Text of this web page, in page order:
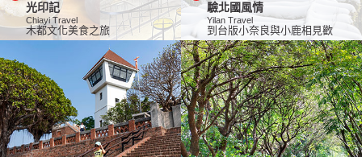
光印記
Chiayi Travel
木都文化美食之旅
驗北國風情
Yilan Travel
到台版小奈良與小鹿相見歡